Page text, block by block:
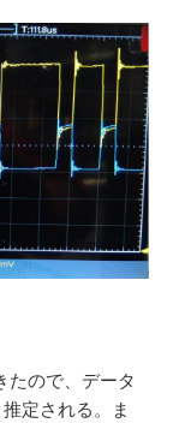
たので、データ
定される。ま